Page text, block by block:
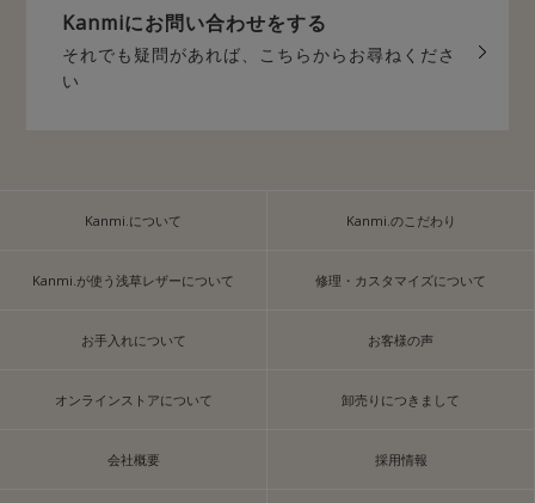
Kanmiにお問い合わせをする
それでも疑問があれば、 こちらからお尋ねくださ
い
Kanmi.について Kanmi.のこだわり
Kanmi.が使う浅草レザーについて 修理・カスタマイズについて
お手入れについて お客様の声
オンラインストアについて 卸売りにつきまして
会社概要 採用情報